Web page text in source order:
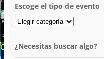
Escoge el tipo de evento
¿Necesitas buscar algo?